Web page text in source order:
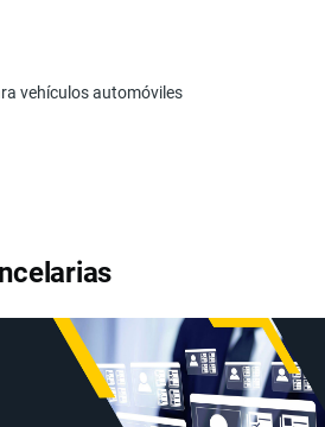
vehículos automóviles